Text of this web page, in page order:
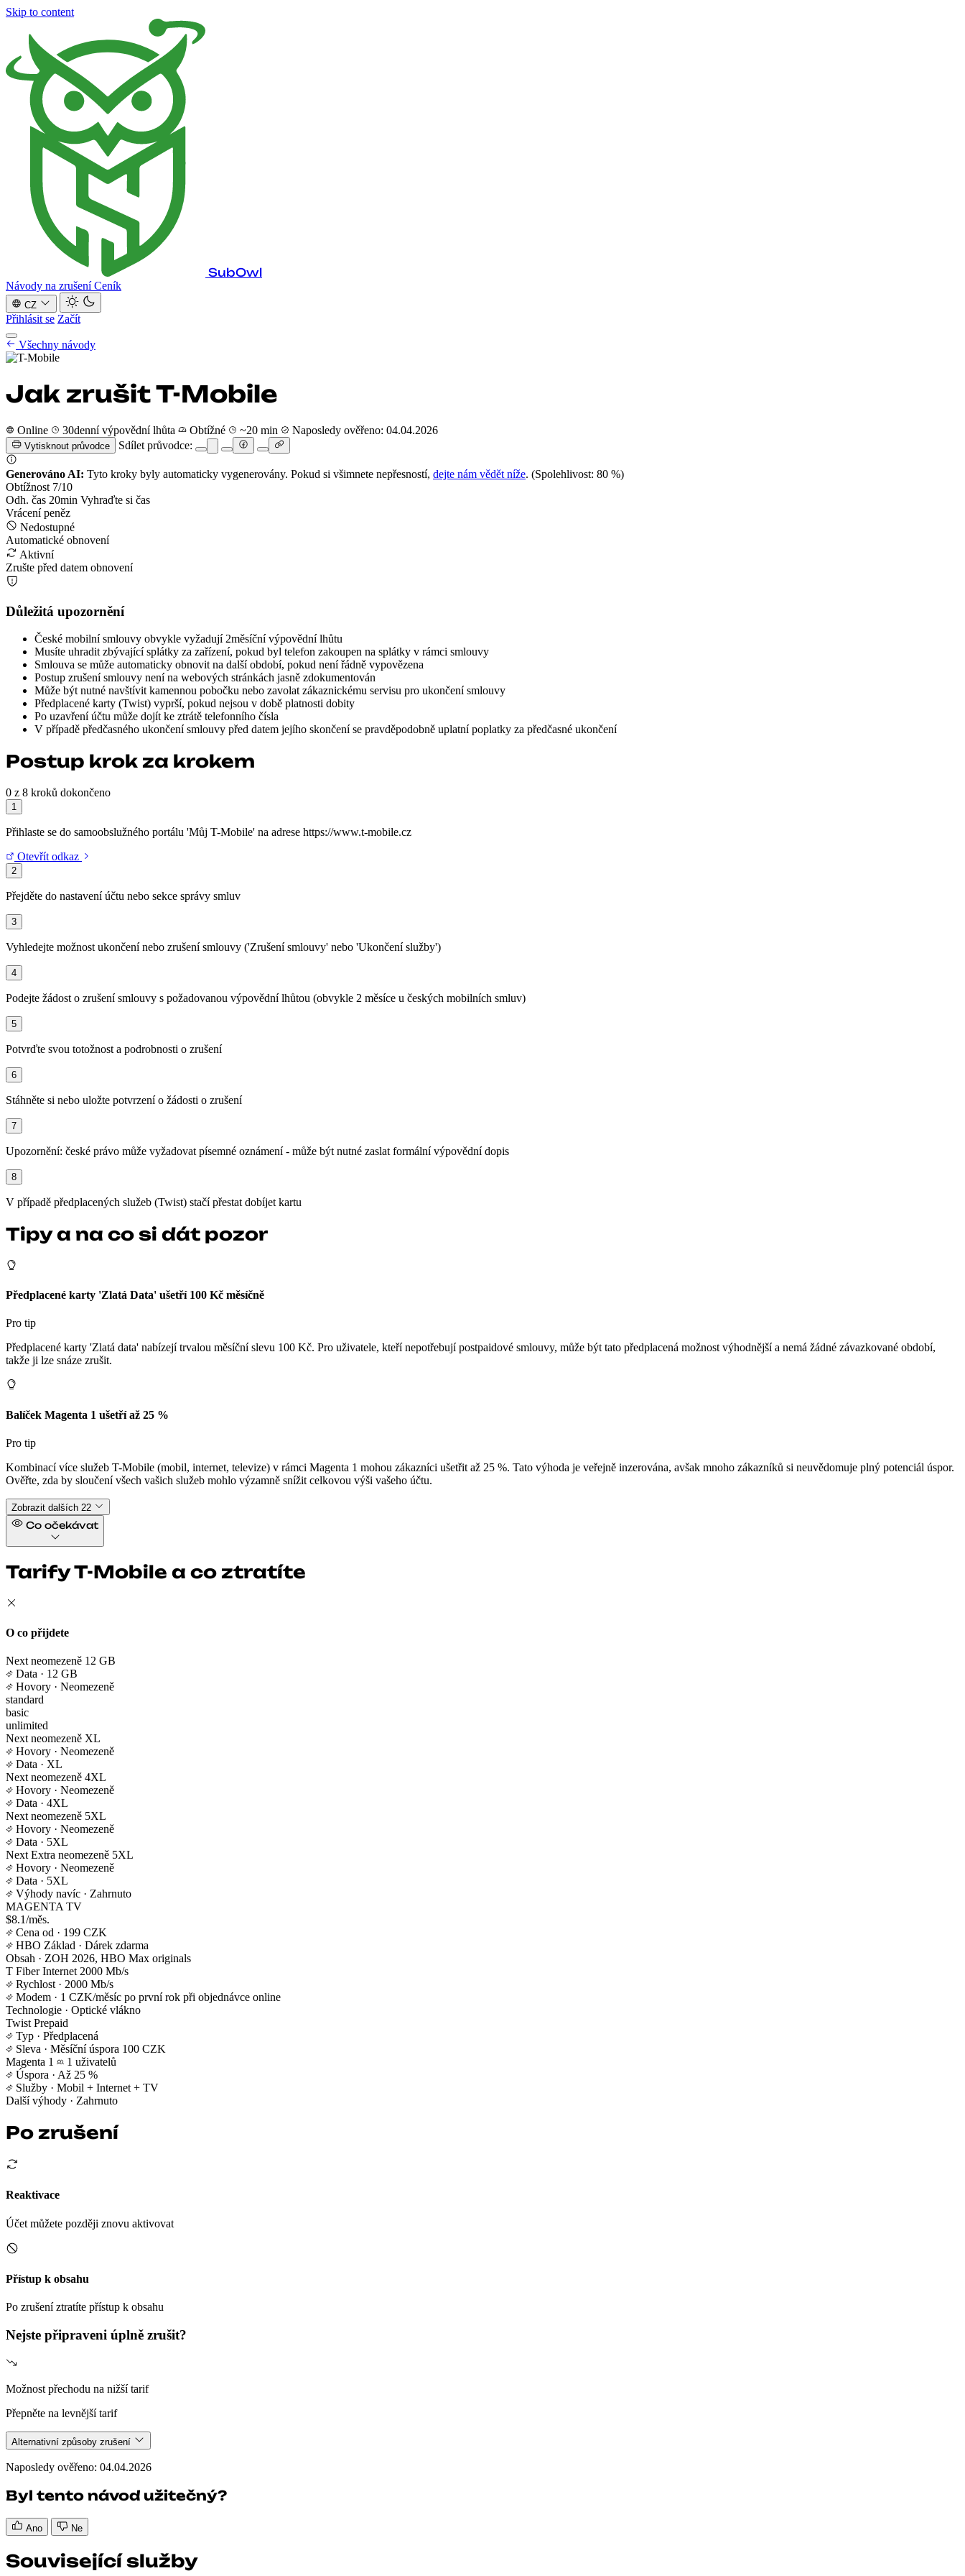
Skip to content
SubOwl
Návody na zrušeníCeník
CZ
Přihlásit se Začít
Návody na zrušení Ceník
CZ
Všechny návody
Jak zrušit T-Mobile
Online 30denní výpovědní lhůta Obtížné ~20 min Naposledy ověřeno: 04.04.2026
Vytisknout průvodce Sdílet průvodce:
Generováno AI: Tyto kroky byly automaticky vygenerovány. Pokud si všimnete nepřesností, dejte nám vědět níže. (Spolehlivost: 80 %)
Obtížnost 7/10
Odh. čas 20min Vyhraďte si čas
Vrácení peněz
Nedostupné
Automatické obnovení
Aktivní
Zrušte před datem obnovení
Důležitá upozornění
České mobilní smlouvy obvykle vyžadují 2měsíční výpovědní lhůtu
Musíte uhradit zbývající splátky za zařízení, pokud byl telefon zakoupen na splátky v rámci smlouvy
Smlouva se může automaticky obnovit na další období, pokud není řádně vypovězena
Postup zrušení smlouvy není na webových stránkách jasně zdokumentován
Může být nutné navštívit kamennou pobočku nebo zavolat zákaznickému servisu pro ukončení smlouvy
Předplacené karty (Twist) vyprší, pokud nejsou v době platnosti dobity
Po uzavření účtu může dojít ke ztrátě telefonního čísla
V případě předčasného ukončení smlouvy před datem jejího skončení se pravděpodobně uplatní poplatky za předčasné ukončení
Postup krok za krokem
0 z 8 kroků dokončeno
1
Přihlaste se do samoobslužného portálu 'Můj T-Mobile' na adrese https://www.t-mobile.cz
Otevřít odkaz
2
Přejděte do nastavení účtu nebo sekce správy smluv
3
Vyhledejte možnost ukončení nebo zrušení smlouvy ('Zrušení smlouvy' nebo 'Ukončení služby')
4
Podejte žádost o zrušení smlouvy s požadovanou výpovědní lhůtou (obvykle 2 měsíce u českých mobilních smluv)
5
Potvrďte svou totožnost a podrobnosti o zrušení
6
Stáhněte si nebo uložte potvrzení o žádosti o zrušení
7
Upozornění: české právo může vyžadovat písemné oznámení - může být nutné zaslat formální výpovědní dopis
8
V případě předplacených služeb (Twist) stačí přestat dobíjet kartu
Tipy a na co si dát pozor
Předplacené karty 'Zlatá Data' ušetří 100 Kč měsíčně
Pro tip
Předplacené karty 'Zlatá data' nabízejí trvalou měsíční slevu 100 Kč. Pro uživatele, kteří nepotřebují postpaidové smlouvy, může být tato předplacená možnost výhodnější a nemá žádné závazkované období,
takže ji lze snáze zrušit.
Balíček Magenta 1 ušetří až 25 %
Pro tip
Kombinací více služeb T-Mobile (mobil, internet, televize) v rámci Magenta 1 mohou zákazníci ušetřit až 25 %. Tato výhoda je veřejně inzerována, avšak mnoho zákazníků si neuvědomuje plný potenciál úspor.
Ověřte, zda by sloučení všech vašich služeb mohlo výzamně snížit celkovou výši vašeho účtu.
Zobrazit dalších 22
Co očekávat
Tarify T-Mobile a co ztratíte
O co přijdete
Next neomezeně 12 GB
Data · 12 GB
Hovory · Neomezeně
standard
basic
unlimited
Next neomezeně XL
Hovory · Neomezeně
Data · XL
Next neomezeně 4XL
Hovory · Neomezeně
Data · 4XL
Next neomezeně 5XL
Hovory · Neomezeně
Data · 5XL
Next Extra neomezeně 5XL
Hovory · Neomezeně
Data · 5XL
Výhody navíc · Zahrnuto
MAGENTA TV
$8.1/měs.
Cena od · 199 CZK
HBO Základ · Dárek zdarma
Obsah · ZOH 2026, HBO Max originals
T Fiber Internet 2000 Mb/s
Rychlost · 2000 Mb/s
Modem · 1 CZK/měsíc po první rok při objednávce online
Technologie · Optické vlákno
Twist Prepaid
Typ · Předplacená
Sleva · Měsíční úspora 100 CZK
Magenta 1
1 uživatelů
Úspora · Až 25 %
Služby · Mobil + Internet + TV
Další výhody · Zahrnuto
Po zrušení
Reaktivace
Účet můžete později znovu aktivovat
Přístup k obsahu
Po zrušení ztratíte přístup k obsahu
Nejste připraveni úplně zrušit?
Možnost přechodu na nižší tarif
Přepněte na levnější tarif
Alternativní způsoby zrušení
Naposledy ověřeno: 04.04.2026
Byl tento návod užitečný?
Ano Ne
Související služby